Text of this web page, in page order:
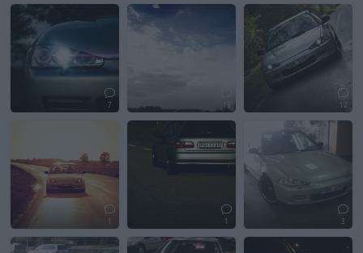
7 13 12
1 1 3